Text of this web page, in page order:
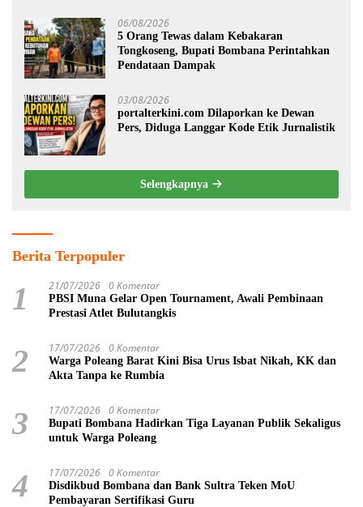
06/08/2026
5 Orang Tewas dalam Kebakaran
Tongkoseng, Bupati Bombana Perintahkan
Pendataan Dampak
03/08/2026
portalterkini.com Dilaporkan ke Dewan
Pers, Diduga Langgar Kode Etik Jurnalistik
Selengkapnya
Berita Terpopuler
1 21/07/2026 0 Komentar
PBSI Muna Gelar Open Tournament, Awali Pembinaan
Prestasi Atlet Bulutangkis
2 17/07/2026 0 Komentar
Warga Poleang Barat Kini Bisa Urus Isbat Nikah, KK dan
Akta Tanpa ke Rumbia
3 17/07/2026 0 Komentar
Bupati Bombana Hadirkan Tiga Layanan Publik Sekaligus
untuk Warga Poleang
4 17/07/2026 0 Komentar
Disdikbud Bombana dan Bank Sultra Teken MoU
Pembayaran Sertifikasi Guru